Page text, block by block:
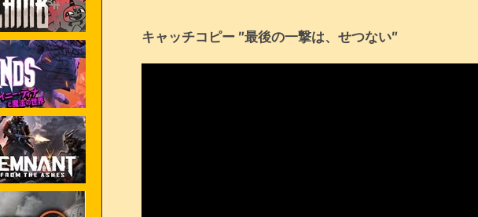
キャッチコピー ″最後の一撃は、せつない″